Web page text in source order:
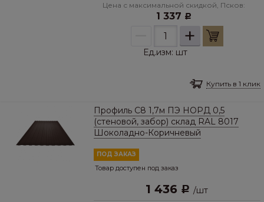
Цена с максимальной скидкой, Псков:
1 337 Р
+
Ед.изм: шт
Купить в 1 клик
Профиль С8 1,7м ПЭ НОРД 0,5
(стеновой, забор) склад RAL 8017
Шоколадно-Коричневый
ПОД ЗАКАЗ
Товар доступен под заказ
1 436 Р /шт